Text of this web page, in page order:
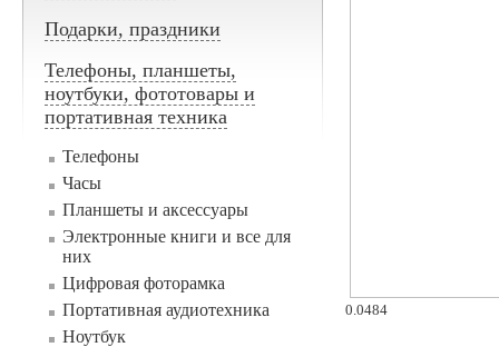
Подарки, праздники
Телефоны, планшеты,
ноутбуки, фототовары и
портативная техника
Телефоны
Часы
Планшеты и аксессуары
Электронные книги и все для
них
Цифровая фоторамка
Портативная аудиотехника
Ноутбук
0.0484